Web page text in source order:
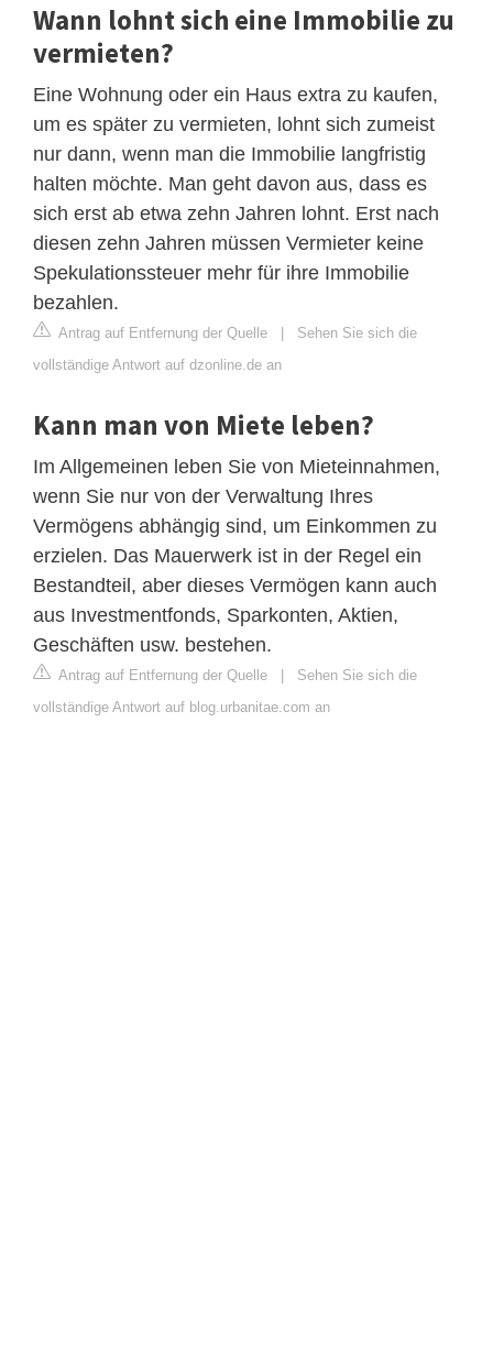
Wann lohnt sich eine Immobilie zu
vermieten?
Eine Wohnung oder ein Haus extra zu kaufen,
um es später zu vermieten, lohnt sich zumeist
nur dann, wenn man die Immobilie langfristig
halten möchte. Man geht davon aus, dass es
sich erst ab etwa zehn Jahren lohnt. Erst nach
diesen zehn Jahren müssen Vermieter keine
Spekulationssteuer mehr für ihre Immobilie
bezahlen.
Antrag auf Entfernung der Quelle | Sehen Sie sich die
vollständige Antwort auf dzonline.de an
Kann man von Miete leben?
Im Allgemeinen leben Sie von Mieteinnahmen,
wenn Sie nur von der Verwaltung Ihres
Vermögens abhängig sind, um Einkommen zu
erzielen. Das Mauerwerk ist in der Regel ein
Bestandteil, aber dieses Vermögen kann auch
aus Investmentfonds, Sparkonten, Aktien,
Geschäften usw. bestehen.
Antrag auf Entfernung der Quelle | Sehen Sie sich die
vollständige Antwort auf blog.urbanitae.com an